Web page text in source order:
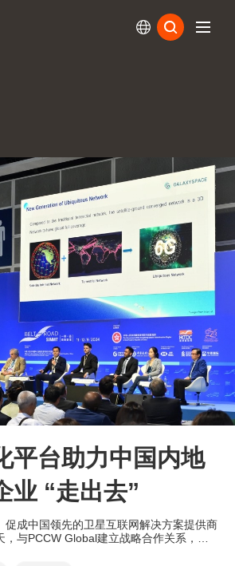
平台助力中国内地
业 “走出去”
促成中国领先的卫星互联网解决方案提供商
与PCCW Global建立战略合作关系，共